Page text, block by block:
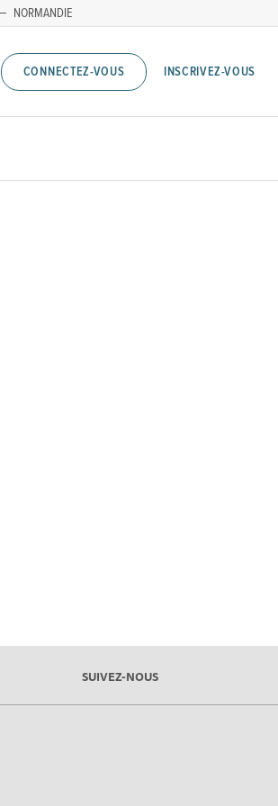
NORMANDIE
CONNECTEZ-VOUS INSCRIVEZ-VOUS
SUIVEZ-NOUS